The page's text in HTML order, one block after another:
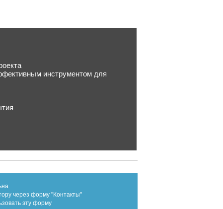
инструментом для
через форму "Контакты"
эту форму